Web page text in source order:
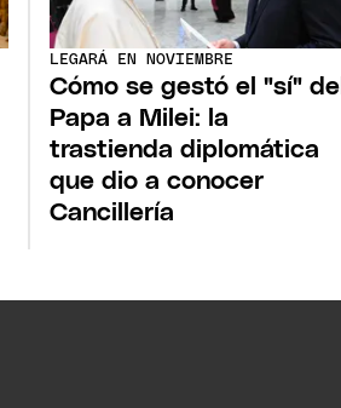
LEGARÁ EN NOVIEMBRE
Cómo se gestó el "sí" del
Papa a Milei: la
trastienda diplomática
que dio a conocer
Cancillería